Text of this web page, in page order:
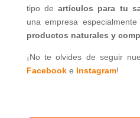
tipo deartículos para tu
una empresa
productos naturales y
¡No te olvides de seguir
Facebooke Instagram!